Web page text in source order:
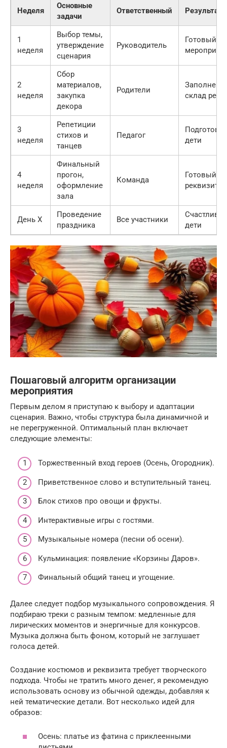
Неделя
Основные
задачи
Ответственный Результат
1
неделя
Выбор темы,
утверждение
сценария
Руководитель
Готовый
2
неделя
Сбор
материалов,
закупка
декора
Родители
склад
3
неделя
Репетиции
стихов и
танцев
Педагог
дети
4
неделя
Финальный
прогон,
оформление
зала
Команда
Готовый
реквизит
День X
Проведение
праздника
Все участники
дети
Пошаговый алгоритм организации
мероприятия
Первым делом я приступаю к выбору и адаптации
сценария. Важно, чтобы структура была динамичной и
не перегруженной. Оптимальный план включает
следующие элементы:
Торжественный вход героев (Осень, Огородник).
Приветственное слово и вступительный танец.
Блок стихов про овощи и фрукты.
Интерактивные игры с гостями.
Музыкальные номера (песни об осени).
Кульминация: появление «Корзины Даров».
Финальный общий танец и угощение.
Далее следует подбор музыкального сопровождения. Я
подбираю треки с разным темпом: медленные для
лирических моментов и энергичные для конкурсов.
Музыка должна быть фоном, который не заглушает
голоса детей.
Создание костюмов и реквизита требует творческого
подхода. Чтобы не тратить много денег, я рекомендую
использовать основу из обычной одежды, добавляя к
ней тематические детали. Вот несколько идей для
образов:
Осень: платье из фатина с приклеенными